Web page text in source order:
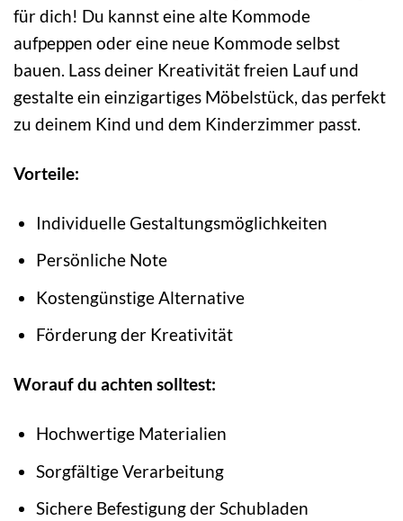
für dich! Du kannst eine alte Kommode
aufpeppen oder eine neue Kommode selbst
bauen. Lass deiner Kreativität freien Lauf und
gestalte ein einzigartiges Möbelstück, das perfekt
zu deinem Kind und dem Kinderzimmer passt.
Vorteile:
Individuelle Gestaltungsmöglichkeiten
Persönliche Note
Kostengünstige Alternative
Förderung der Kreativität
Worauf du achten solltest:
Hochwertige Materialien
Sorgfältige Verarbeitung
Sichere Befestigung der Schubladen